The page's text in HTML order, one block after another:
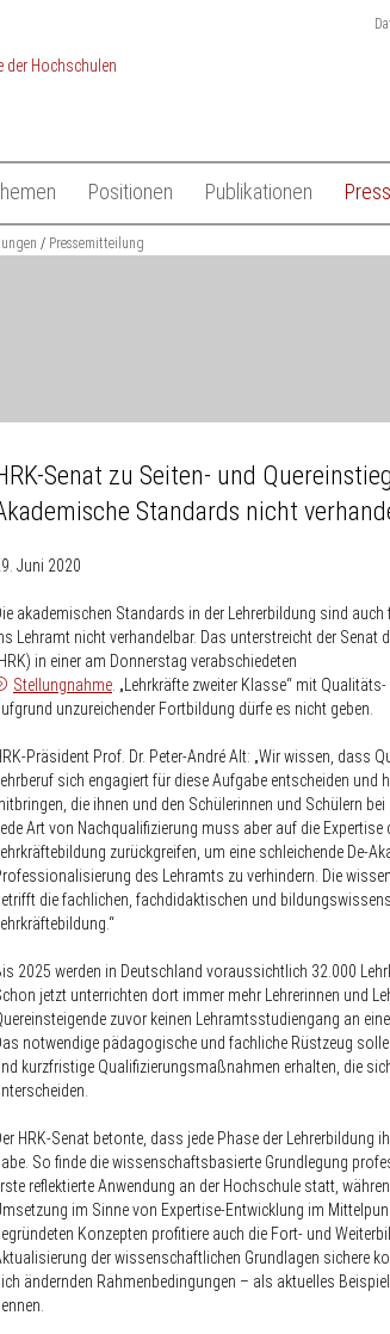
Hochschulen
Studium
Positionen Publikationen
Pressemitteilung
Senat zu Seiten- und
Standards nicht
Juni 2020
akademischen Standards in der Lehrerbildung sind auch
Lehramt nicht verhandelbar. Das unterstreicht der Senat
in einer am Donnerstag verabschiedeten
Stellungnahme . „Lehrkräfte zweiter Klasse“ mit
unzureichender Fortbildung dürfe es nicht geben.
Präsident Prof. Dr. Peter-André Alt: „Wir wissen, dass
Lehrberuf sich engagiert für diese Aufgabe entscheiden und
die ihnen und den Schülerinnen und Schülern
Art von Nachqualifizierung muss aber auf die
Lehrkräftebildung zurückgreifen, um eine schleichende De-
des Lehramts zu verhindern. Die
die fachlichen, fachdidaktischen und
Lehrkräftebildung.“
2025 werden in Deutschland voraussichtlich 32.000
jetzt unterrichten dort immer mehr Lehrerinnen und
zuvor keinen Lehramtsstudiengang an
notwendige pädagogische und fachliche Rüstzeug
kurzfristige Qualifizierungsmaßnahmen erhalten, die
HRK-Senat betonte, dass jede Phase der Lehrerbildung
So finde die wissenschaftsbasierte Grundlegung
reflektierte Anwendung an der Hochschule statt,
im Sinne von Expertise-Entwicklung im
Konzepten profitiere auch die Fort- und
der wissenschaftlichen Grundlagen sichere
ändernden Rahmenbedingungen – als aktuelles